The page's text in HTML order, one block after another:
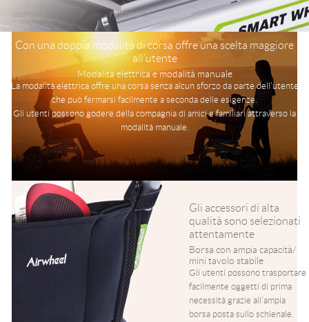
portata
rinforzati
Con una doppia modalità di corsa offre una scelta maggiore
all’utente
Modalità elettrica e modalità manuale
La modalità elettrica offre una corsa senza alcun sforzo da parte dell’utente
che può fermarsi facilmente a seconda delle esigenze.
Gli utenti possono godere della compagnia di amici e familiari attraverso la
modalità manuale.
Gli accessori di alta
qualità sono selezionati
attentamente
Borsa con ampia capacità/
mini tavolo stabile
Gli utenti possono trasportare
facilmente oggetti di prima
necessità grazie all’ampia
borsa posta sullo schienale.